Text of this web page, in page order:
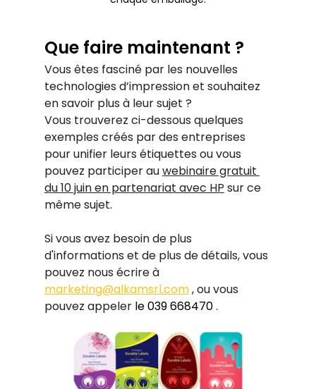
Que faire maintenant ?
Vous êtes fasciné par les nouvelles
technologies d’impression et souhaitez
en savoir plus à leur sujet ?
Vous trouverez ci-dessous quelques
exemples créés par des entreprises
pour unifier leurs étiquettes ou vous
pouvez participer auwebinaire gratuit
du 10 juin en partenariat avec HP sur ce
même sujet.
Si vous avez besoin de plus
d'informations et de plus de détails, vous
pouvez nous écrire à
marketing@alkamsrl.com, ou vous
pouvez appeler le 039 668470 .